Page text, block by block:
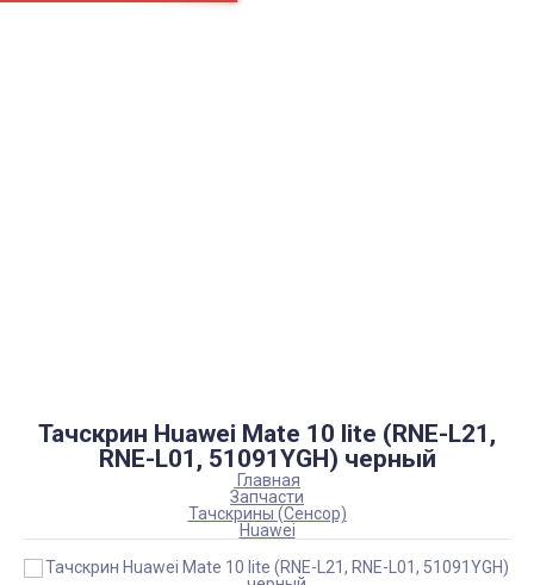
Тачскрин Huawei Mate 10 lite (RNE-L21,
RNE-L01, 51091YGH) черный
Главная
Запчасти
Тачскрины (Сенсор)
Huawei